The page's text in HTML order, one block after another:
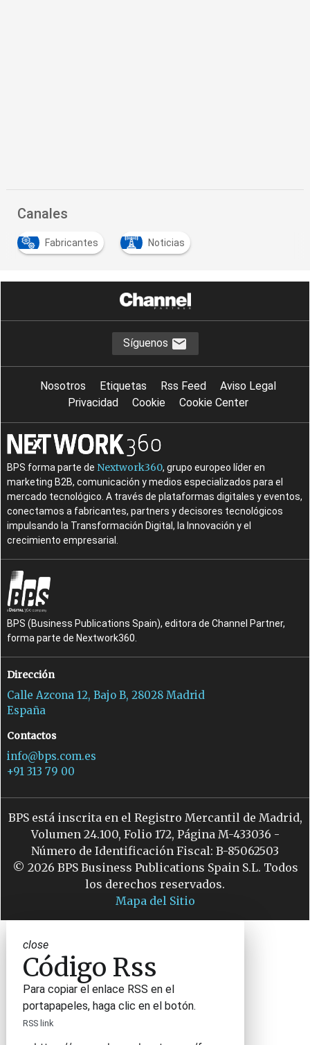
Canales
Fabricantes Noticias
Síguenos
Nosotros Etiquetas Rss Feed
Aviso Legal
Privacidad
Cookie Cookie Center
BPS forma parte de Nextwork360, grupo europeo líder en
marketing B2B, comunicación y medios especializados para el
mercado tecnológico. A través de plataformas digitales y eventos,
conectamos a fabricantes, partners y decisores tecnológicos
impulsando la Transformación Digital, la Innovación y el
crecimiento empresarial.
BPS (Business Publications Spain), editora de Channel Partner,
forma parte de Nextwork360.
Dirección
Calle Azcona 12, Bajo B, 28028 Madrid
España
Contactos
info@bps.com.es
+91 313 79 00
BPS está inscrita en el Registro Mercantil de Madrid,
Volumen 24.100, Folio 172, Página M-433036 -
Número de Identificación Fiscal: B-85062503
© 2026 BPS Business Publications Spain S.L. Todos
los derechos reservados.
Mapa del Sitio
close
Código Rss
Para copiar el enlace RSS en el
portapapeles, haga clic en el botón.
RSS link